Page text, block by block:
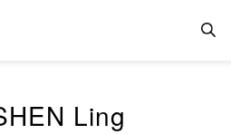
Ling